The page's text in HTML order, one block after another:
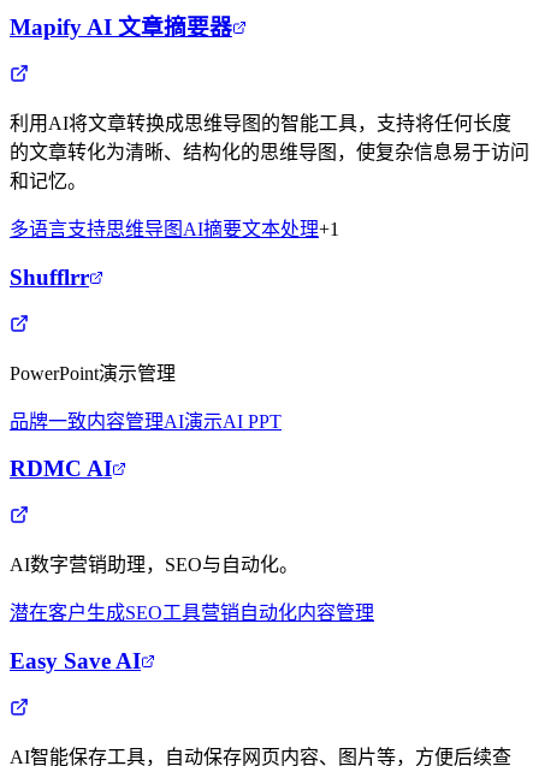
Mapify AI 文章摘要器
利用AI将文章转换成思维导图的智能工具，支持将任何长度
的文章转化为清晰、结构化的思维导图，使复杂信息易于访问
和记忆。
多语言支持思维导图 AI摘要文本处理+1
Shufflrr
PowerPoint演示管理
品牌一致内容管理AI演示AI PPT
RDMC AI
AI数字营销助理，SEO与自动化。
潜在客户生成SEO工具营销自动化内容管理
Easy Save AI
AI智能保存工具，自动保存网页内容、图片等，方便后续查